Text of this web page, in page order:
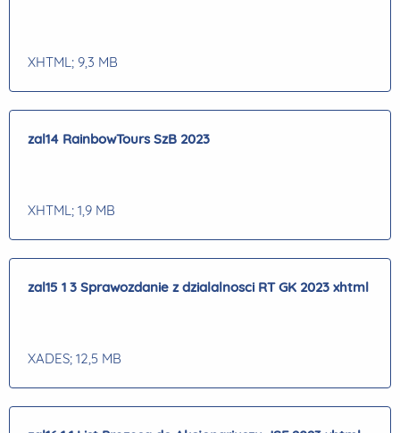
XHTML; 9,3 MB
zal14 RainbowTours SzB 2023
XHTML; 1,9 MB
zal15 1 3 Sprawozdanie z dzialalnosci RT GK 2023 xhtml
XADES; 12,5 MB